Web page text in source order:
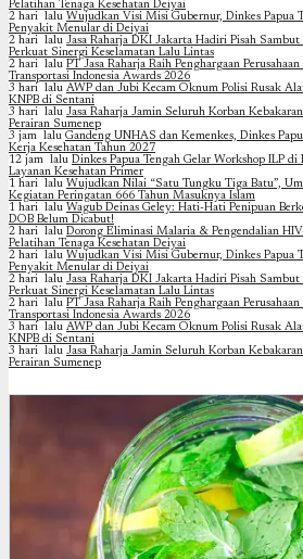
Pelatihan Tenaga Kesehatan Deiyai
2 hari lalu Wujudkan Visi Misi Gubernur, Dinkes Papua
Penyakit Menular di Deiyai
2 hari lalu Jasa Raharja DKI Jakarta Hadiri Pisah
Perkuat Sinergi Keselamatan Lalu Lintas
2 hari lalu PT Jasa Raharja Raih Penghargaan
Transportasi Indonesia Awards 2026
3 hari lalu AWP dan Jubi Kecam Oknum Polisi Rusak
KNPB di Sentani
3 hari lalu Jasa Raharja Jamin Seluruh Korban
Perairan Sumenep
3 jam lalu Gandeng UNHAS dan Kemenkes, Dinkes
Kerja Kesehatan Tahun 2027
12 jam lalu Dinkes Papua Tengah Gelar Workshop ILP
Layanan Kesehatan Primer
1 hari lalu Wujudkan Nilai “Satu Tungku Tiga Batu”,
Kegiatan Peringatan 666 Tahun Masuknya Islam
1 hari lalu Wagub Deinas Geley: Hati-Hati Penipuan
DOB Belum Dicabut!
2 hari lalu Dorong Eliminasi Malaria & Pengendalian
Pelatihan Tenaga Kesehatan Deiyai
2 hari lalu Wujudkan Visi Misi Gubernur, Dinkes Papua
Penyakit Menular di Deiyai
2 hari lalu Jasa Raharja DKI Jakarta Hadiri Pisah
Perkuat Sinergi Keselamatan Lalu Lintas
2 hari lalu PT Jasa Raharja Raih Penghargaan
Transportasi Indonesia Awards 2026
3 hari lalu AWP dan Jubi Kecam Oknum Polisi Rusak
KNPB di Sentani
3 hari lalu Jasa Raharja Jamin Seluruh Korban
Perairan Sumenep